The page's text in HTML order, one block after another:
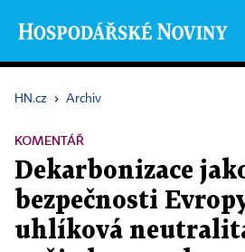
HN.cz › Archiv
KOMENTÁŘ
Dekarbonizace
bezpečnosti
uhlíková